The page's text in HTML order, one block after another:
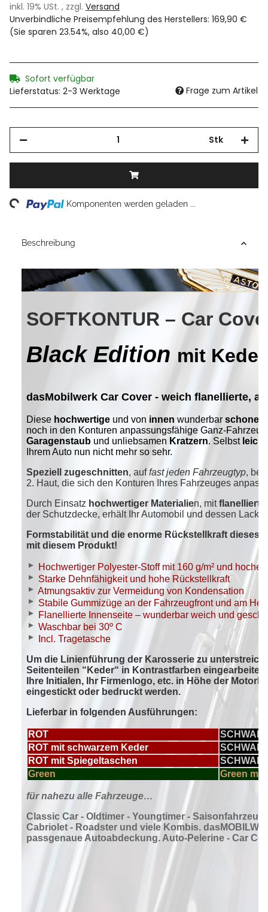
inkl. 19% USt. , zzgl. Versand
Unverbindliche Preisempfehlung des Herstellers: 169,90 €
(Sie sparen 23.54%, also 40,00 €)
Sofort verfügbar
Lieferstatus: 2-3 Werktage
Frage zum Artikel
Stk
Loading... Komponenten werden geladen ...
Beschreibung